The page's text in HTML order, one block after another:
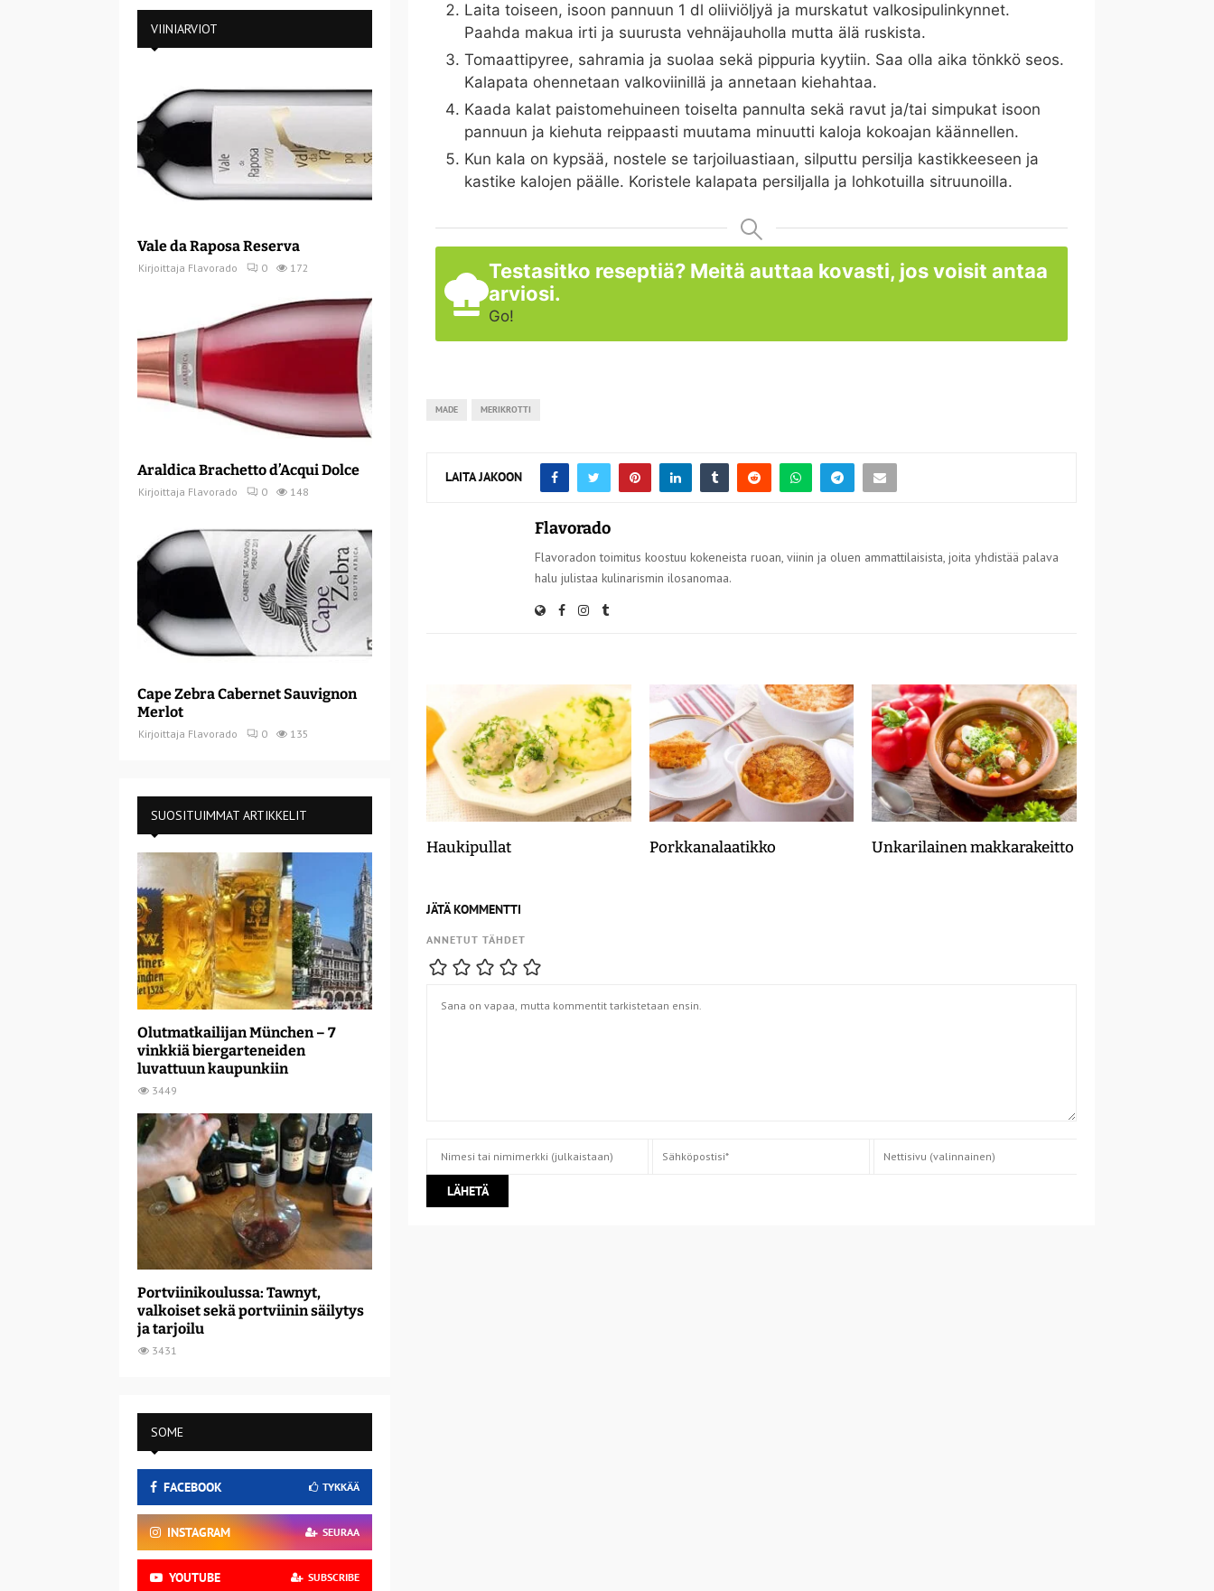
Laita toiseen, isoon pannuun 1 dl oliiviöljyä ja murskatut valkosipulinkynnet.
Paahda makua irti ja suurusta vehnäjauholla mutta älä ruskista.
Tomaattipyree, sahramia ja suolaa sekä pippuria kyytiin. Saa olla aika tönkkö seos.
Kalapata ohennetaan valkoviinillä ja annetaan kiehahtaa.
Kaada kalat paistomehuineen toiselta pannulta sekä ravut ja/tai simpukat isoon
pannuun ja kiehuta reippaasti muutama minuutti kaloja kokoajan käännellen.
Kun kala on kypsää, nostele se tarjoiluastiaan, silputtu persilja kastikkeeseen ja
kastike kalojen päälle. Koristele kalapata persiljalla ja lohkotuilla sitruunoilla.
Testasitko reseptiä? Meitä auttaa kovasti, jos voisit antaa
arviosi.
Go!
MADE MERIKROTTI
LAITA JAKOON
Flavorado
Flavoradon toimitus koostuu kokeneista ruoan, viinin ja oluen ammattilaisista, joita yhdistää palava
halu julistaa kulinarismin ilosanomaa.
Haukipullat Porkkanalaatikko Unkarilainen makkarakeitto
JÄTÄ KOMMENTTI
ANNETUT TÄHDET
VIINIARVIOT
Vale da Raposa Reserva
Kirjoittaja Flavorado 0 172
Araldica Brachetto d’Acqui Dolce
Kirjoittaja Flavorado 0 148
Cape Zebra Cabernet Sauvignon
Merlot
Kirjoittaja Flavorado 0 135
SUOSITUIMMAT ARTIKKELIT
Olutmatkailijan München – 7
vinkkiä biergarteneiden
luvattuun kaupunkiin
3449
Portviinikoulussa: Tawnyt,
valkoiset sekä portviinin säilytys
ja tarjoilu
3431
SOME
FACEBOOK TYKKÄÄ
INSTAGRAM SEURAA
YOUTUBE SUBSCRIBE